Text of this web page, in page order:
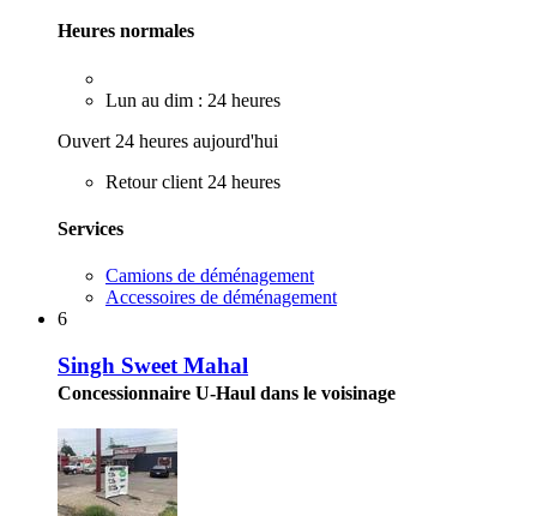
Heures normales
Lun au dim : 24 heures
Ouvert 24 heures aujourd'hui
Retour client 24 heures
Services
Camions de déménagement
Accessoires de déménagement
6
Singh Sweet Mahal
Concessionnaire U-Haul dans le voisinage